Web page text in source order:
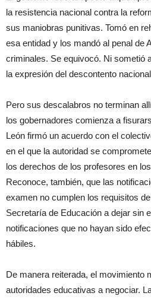
la resistencia nacional contra la
sus maniobras punitivas. Tomó en
esa entidad y los mandó al penal de
criminales. Se equivocó. Ni sometió
la expresión del descontento
Pero sus descalabros no terminan
los gobernadores comienza a
León firmó un acuerdo con el
en el que la autoridad se
los derechos de los profesores en
Reconoce, también, que las
examen no cumplen los requisitos
Secretaría de Educación a dejar sin
notificaciones que no hayan sido
hábiles.
De manera reiterada, el movimiento
autoridades educativas a negociar.